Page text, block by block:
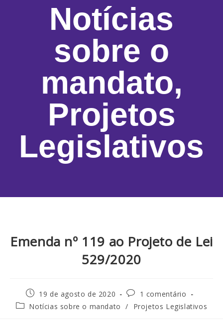
Notícias
sobre o
mandato,
Projetos
Legislativos
Emenda nº 119 ao Projeto de Lei
529/2020
19 de agosto de 2020
1 comentário
Notícias sobre o mandato / Projetos Legislativos